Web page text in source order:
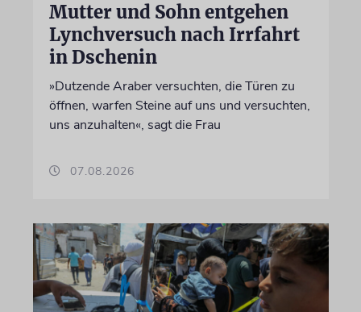
Mutter und Sohn entgehen
Lynchversuch nach Irrfahrt
in Dschenin
»Dutzende Araber versuchten, die Türen zu
öffnen, warfen Steine auf uns und versuchten,
uns anzuhalten«, sagt die Frau
07.08.2026